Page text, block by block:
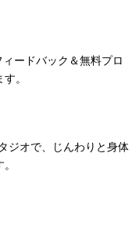
ードバック＆無料プロ
。
ジオで、じんわりと身体